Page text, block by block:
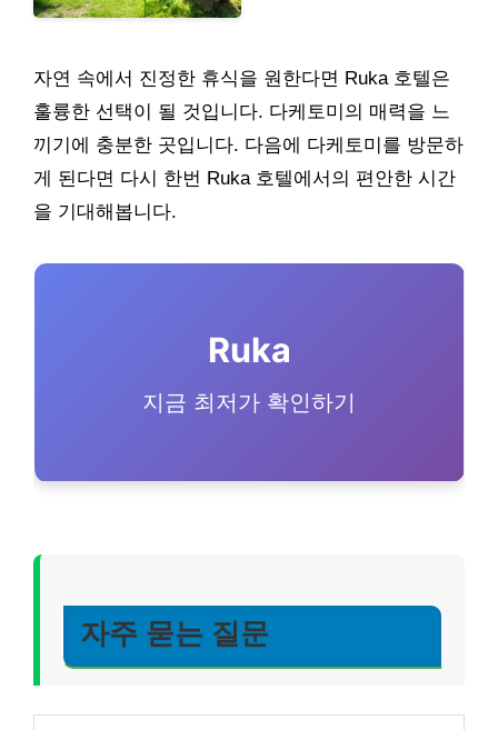
자연 속에서 진정한 휴식을 원한다면 Ruka 호텔은
훌륭한 선택이 될 것입니다. 다케토미의 매력을 느
끼기에 충분한 곳입니다. 다음에 다케토미를 방문하
게 된다면 다시 한번 Ruka 호텔에서의 편안한 시간
을 기대해봅니다.
Ruka
지금 최저가 확인하기
자주 묻는 질문